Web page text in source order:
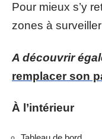
Pour mieux s’y
zones à
A découvrir
remplacer son
À l’intérieur